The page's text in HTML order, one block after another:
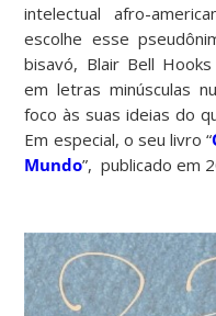
intelectual afro-
escolhe esse
bisavó, Blair Bell
em letras minúsculas
foco às suas ideias do
Em especial, o seu livro “
Mundo”, publicado em